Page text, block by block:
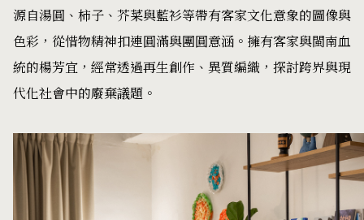
源自湯圓、柿子、芥菜與藍衫等帶有客家文化意象的圖像與
色彩，從惜物精神扣連圓滿與團圓意涵。擁有客家與閩南血
統的楊芳宜，經常透過再生創作、異質編織，探討跨界與現
代化社會中的廢棄議題。